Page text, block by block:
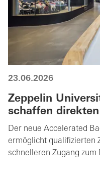
23.06.2026
Zeppelin
schaffen
Der neue Accelerated
ermöglicht qualifizierten
schnelleren Zugang zum